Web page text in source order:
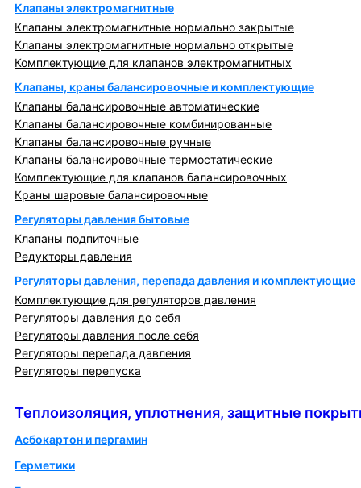
Клапаны электромагнитные
Клапаны электромагнитные нормально закрытые
Клапаны электромагнитные нормально открытые
Комплектующие для клапанов электромагнитных
Клапаны, краны балансировочные и комплектующие
Клапаны балансировочные автоматические
Клапаны балансировочные комбинированные
Клапаны балансировочные ручные
Клапаны балансировочные термостатические
Комплектующие для клапанов балансировочных
Краны шаровые балансировочные
Регуляторы давления бытовые
Клапаны подпиточные
Редукторы давления
Регуляторы давления, перепада давления и комплектующие
Комплектующие для регуляторов давления
Регуляторы давления до себя
Регуляторы давления после себя
Регуляторы перепада давления
Регуляторы перепуска
Теплоизоляция, уплотнения, защитные
Асбокартон и пергамин
Герметики